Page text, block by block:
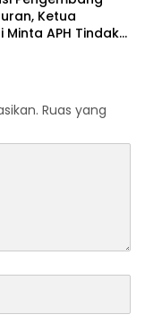
Ketua
Minta APH Tindak
Ruas yang